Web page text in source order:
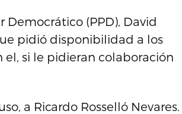
(PPD), David
pidió disponibilidad a los
si le pidieran colaboración
a Ricardo Rosselló Nevares.